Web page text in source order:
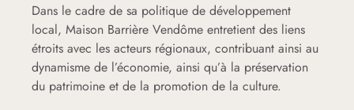
Dans le cadre de sa politique de développement
local, Maison Barrière Vendôme entretient des liens
étroits avec les acteurs régionaux, contribuant ainsi au
dynamisme de l’économie, ainsi qu’à la préservation
du patrimoine et de la promotion de la culture.